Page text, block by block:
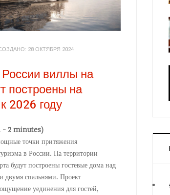
28 ОКТЯБРЯ 2024
виллы на
построены на
2026 году
- 2 minutes)
точки притяжения
в России. На территории
будут построены гостевые дома над
двумя спальнями. Проект
уединения для гостей,